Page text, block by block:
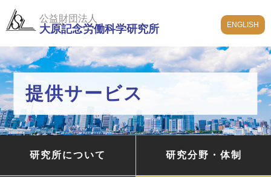
公益財団法人
大原記念労働科学研究所 ENGLISH
提供サービス
研究所について 研究分野・体制